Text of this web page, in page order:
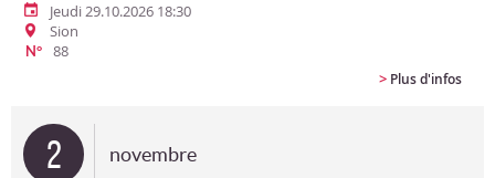
Jeudi 29.10.2026 18:30
Sion
N°
88
> Plus d'infos
2 novembre